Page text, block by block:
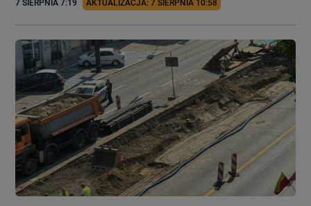
7 SIERPNIA 7:19 AKTUALIZACJA: 7 SIERPNIA 10:58